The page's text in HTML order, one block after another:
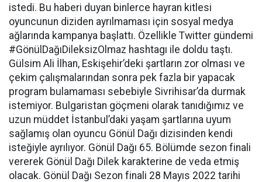
istedi. Bu haberi duyan binlerce hayran kitlesi
oyuncunun diziden ayrılmaması için sosyal medya
ağlarında kampanya başlattı. Özellikle Twitter gündemi
#GönülDağıDileksizOlmaz hashtagı ile doldu taştı.
Gülsim Ali İlhan, Eskişehir’deki şartların zor olması ve
çekim çalışmalarından sonra pek fazla bir yapacak
program bulamaması sebebiyle Sivrihisar’da durmak
istemiyor. Bulgaristan göçmeni olarak tanıdığımız ve
uzun müddet İstanbul’daki yaşam şartlarına uyum
sağlamış olan oyuncu Gönül Dağı dizisinden kendi
isteğiyle ayrılıyor. Gönül Dağı 65. Bölümde sezon finali
vererek Gönül Dağı Dilek karakterine de veda etmiş
olacak. Gönül Dağı Sezon finali 28 Mayıs 2022 tarihi